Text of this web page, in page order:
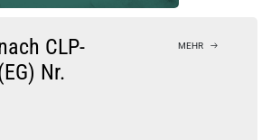
das mal!
Lemon Peach Passion Fruit NicSalt Liquid 10ml / 10mg
Kröten sparen?
mal hier!
CLP-
Nr.
MEHR